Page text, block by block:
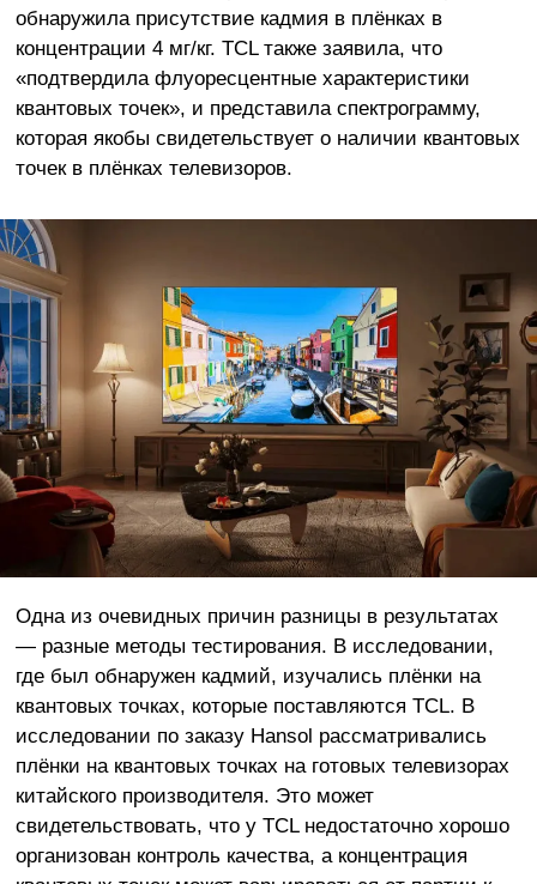
обнаружила присутствие кадмия в плёнках в
концентрации 4 мг/кг. TCL также заявила, что
«подтвердила флуоресцентные характеристики
квантовых точек», и представила спектрограмму,
которая якобы свидетельствует о наличии квантовых
точек в плёнках телевизоров.
Одна из очевидных причин разницы в результатах
— разные методы тестирования. В исследовании,
где был обнаружен кадмий, изучались плёнки на
квантовых точках, которые поставляются TCL. В
исследовании по заказу Hansol рассматривались
плёнки на квантовых точках на готовых телевизорах
китайского производителя. Это может
свидетельствовать, что у TCL недостаточно хорошо
организован контроль качества, а концентрация